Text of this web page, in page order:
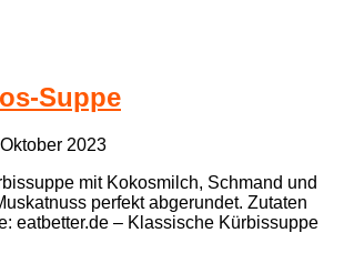
Suppe
2023
mit Kokosmilch, Schmand und
perfekt abgerundet. Zutaten
eatbetter.de – Klassische Kürbissuppe